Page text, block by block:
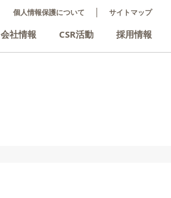
個人情報保護について サイトマップ
会社情報 CSR活動 採用情報